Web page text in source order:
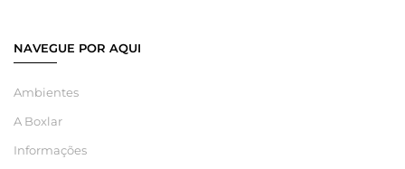
NAVEGUE POR AQUI
Ambientes
A Boxlar
Informações